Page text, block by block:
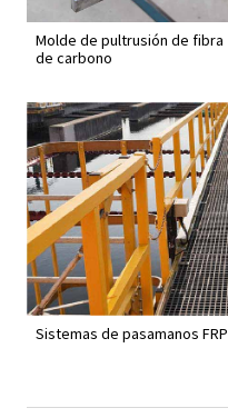
Molde de pultrusión de fibra
de carbono
Sistemas de pasamanos FRP